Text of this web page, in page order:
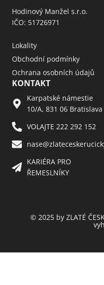
Hodinový Manžel s.r.o.
IČO: 51726971
Lokality
Obchodní podmínky
Ochrana osobních údajů
KONTAKT
Karpatské námestie
10/A, 831 06 Bratislava
VOLAJTE 222 292 152
KARIÉRA PRO
ŘEMESLNÍKY
© 2025 by ZLATÉ